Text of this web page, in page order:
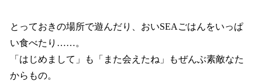
とっておきの場所で遊んだり、おいSEAごはんをいっぱ
い食べたり……。
「はじめまして」も「また会えたね」もぜんぶ素敵なた
からもの。